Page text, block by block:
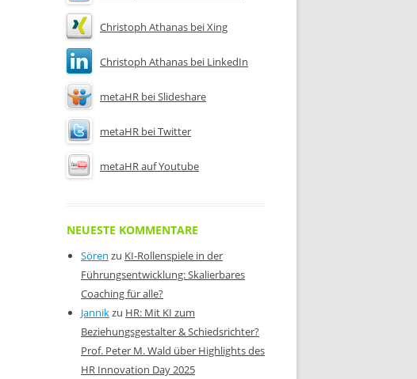
Christoph Athanas bei Xing
Christoph Athanas bei LinkedIn
metaHR bei Slideshare
metaHR bei Twitter
metaHR auf Youtube
NEUESTE KOMMENTARE
Sören zu KI-Rollenspiele in der
Führungsentwicklung: Skalierbares
Coaching für alle?
Jannikzu HR: Mit KI zum
Beziehungsgestalter & Schiedsrichter?
Prof. Peter M. Wald über Highlights des
HR Innovation Day 2025